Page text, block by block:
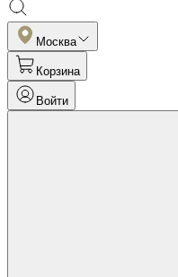
Москва
Корзина
Войти